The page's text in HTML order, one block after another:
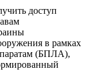
доступ
в рамках
(БПЛА),